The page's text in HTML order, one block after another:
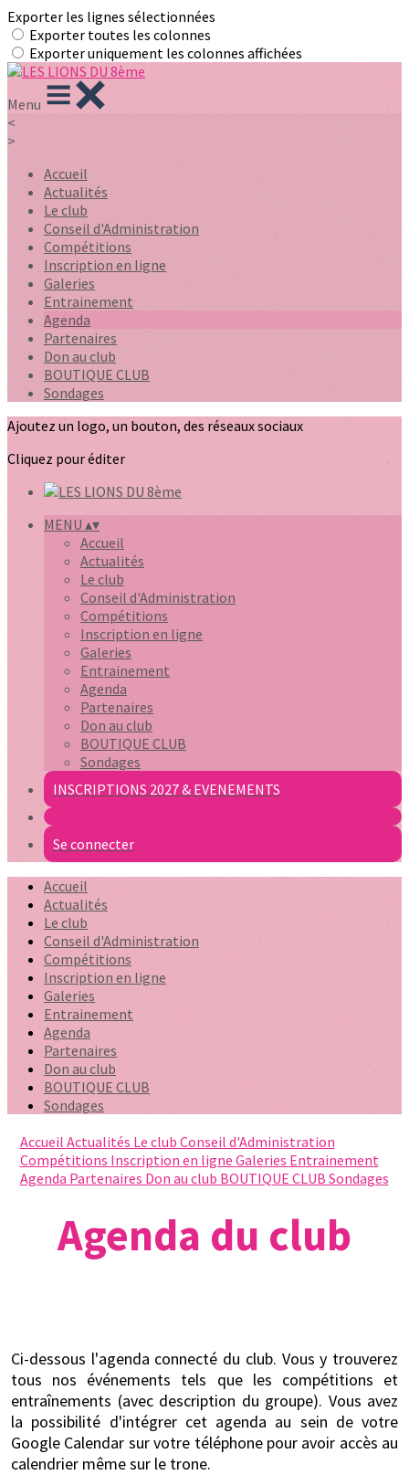
Exporter les lignes sélectionnées
Exporter toutes les colonnes
Exporter uniquement les colonnes affichées
Menu
<
>
Accueil
Actualités
Le club
Conseil d'Administration
Compétitions
Inscription en ligne
Galeries
Entrainement
Agenda
Partenaires
Don au club
BOUTIQUE CLUB
Sondages
Ajoutez un logo, un bouton, des réseaux sociaux
Cliquez pour éditer
MENU ▴▾
Accueil
Actualités
Le club
Conseil d'Administration
Compétitions
Inscription en ligne
Galeries
Entrainement
Agenda
Partenaires
Don au club
BOUTIQUE CLUB
Sondages
INSCRIPTIONS 2027 & EVENEMENTS
Se connecter
Accueil
Actualités
Le club
Conseil d'Administration
Compétitions
Inscription en ligne
Galeries
Entrainement
Agenda
Partenaires
Don au club
BOUTIQUE CLUB
Sondages
Accueil Actualités Le club Conseil d'Administration
Compétitions Inscription en ligne Galeries Entrainement
Agenda Partenaires Don au club BOUTIQUE CLUB Sondages
Agenda du club
Ci-dessous l'agenda connecté du club. Vous y trouverez
tous nos événements tels que les compétitions et
entraînements (avec description du groupe). Vous avez
la possibilité d'intégrer cet agenda au sein de votre
Google Calendar sur votre téléphone pour avoir accès au
calendrier même sur le trone.